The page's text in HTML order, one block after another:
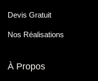
Devis Gratuit
Nos Réalisations
À Propos